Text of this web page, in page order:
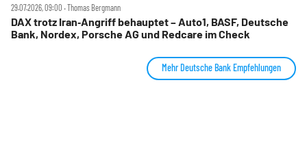
29.07.2026, 09:00 ‧ Thomas Bergmann
DAX trotz Iran‑Angriff behauptet – Auto1, BASF, Deutsche
Bank, Nordex, Porsche AG und Redcare im Check
Mehr Deutsche Bank Empfehlungen